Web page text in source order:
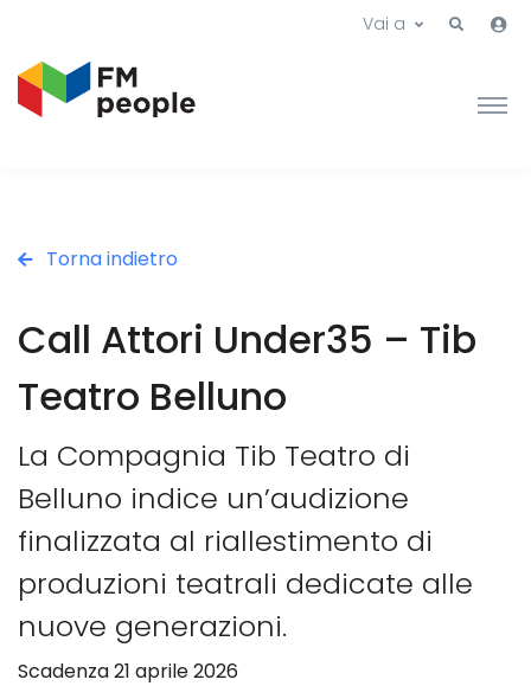
Vai a
Torna indietro
Call Attori Under35 – Tib
Teatro Belluno
La Compagnia Tib Teatro di
Belluno indice un’audizione
finalizzata al riallestimento di
produzioni teatrali dedicate alle
nuove generazioni.
Scadenza 21 aprile 2026